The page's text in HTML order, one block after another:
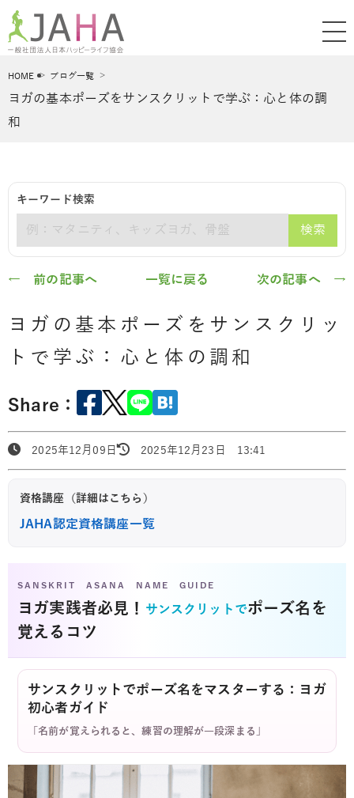
HOME ブログ一覧
ヨガの基本ポーズをサンスクリットで学ぶ：心と体の調
和
キーワード検索
検索
← 前の記事へ 一覧に戻る 次の記事へ →
ヨガの基本ポーズをサンスクリッ
トで学ぶ：心と体の調和
Share：
2025年12月09日 2025年12月23日 13:41
資格講座（詳細はこちら）
JAHA認定資格講座一覧
SANSKRIT ASANA NAME GUIDE
ヨガ実践者必見！ サンスクリットでポーズ名を
覚えるコツ
サンスクリットでポーズ名をマスターする：ヨガ
初心者ガイド
「名前が覚えられると、練習の理解が一段深まる」